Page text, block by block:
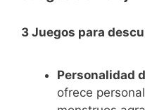
3 Juegos para
Personalidad
ofrece